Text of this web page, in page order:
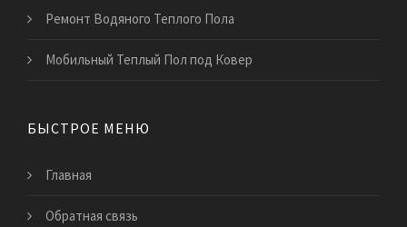
Ремонт Водяного Теплого Пола
Мобильный Теплый Пол под Ковер
БЫСТРОЕ МЕНЮ
Главная
Обратная связь